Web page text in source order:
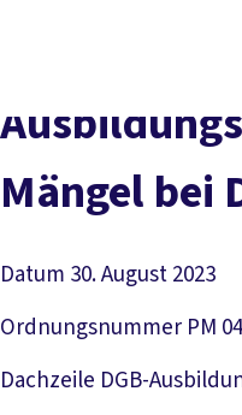
Mängel bei
Datum 30. August 2023
Ordnungsnummer PM
Dachzeile DGB-